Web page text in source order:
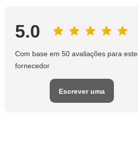
5.0
Com base em 50 avaliações para este
fornecedor
Escrever uma